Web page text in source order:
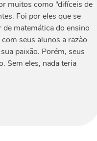
muitos como “difíceis de
Foi por eles que se
matemática do ensino
seus alunos a razão
paixão. Porém, seus
Sem eles, nada teria